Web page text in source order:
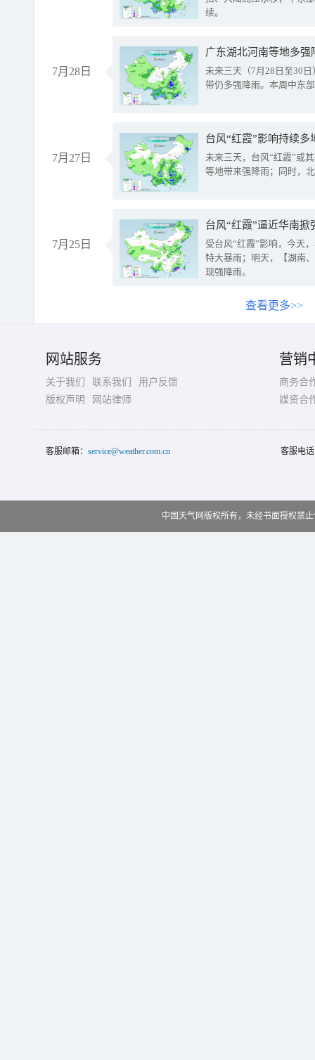
续。
7月28日
广东湖北河南等地多
未来三天（7月28日至30
带仍多强降雨。本周中东
7月27日
台风“红霞”影响持续
未来三天，台风“红霞”或
等地带来强降雨；同时，
7月25日
台风“红霞”逼近华南
受台风“红霞”影响，今天
特大暴雨；明天，【湖南
现强降雨。
查看更多>>
网站服务
关于我们 联系我们
用户反馈
版权声明
网站律师
营销
商务合
媒资合
客服邮箱： service@weather.com.cn 客服电
中国天气网版权所有，未经书面授权